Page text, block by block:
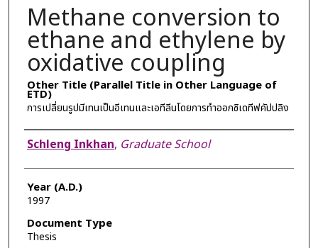
Methane conversion to
ethane and ethylene by
oxidative coupling
Other Title (Parallel Title in Other Language of
ETD)
การเปลี่ยนรูปมีเทนเป็นอีเทนและเอทีลีนโดยการทำออกซิเดทีฟคัปปลิง
Author
Schleng Inkhan, Graduate School
Year (A.D.)
1997
Document Type
Thesis